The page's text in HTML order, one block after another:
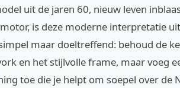
uit de jaren 60, nieuw leven
is deze moderne interpretatie
maar doeltreffend: behoud de
en het stijlvolle frame, maar voeg
toe die je helpt om soepel over de